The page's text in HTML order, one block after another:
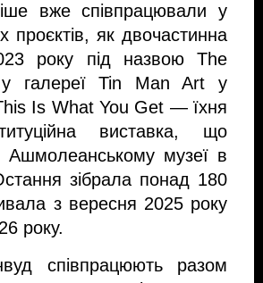
вже співпрацювали у
проєктів, як двочастинна
року під назвою The
галереї Tin Man Art у
Is What You Get — їхня
виставка, що
Ашмолеанському музеї в
зібрала понад 180
з вересня 2025 року
року.
співпрацюють разом